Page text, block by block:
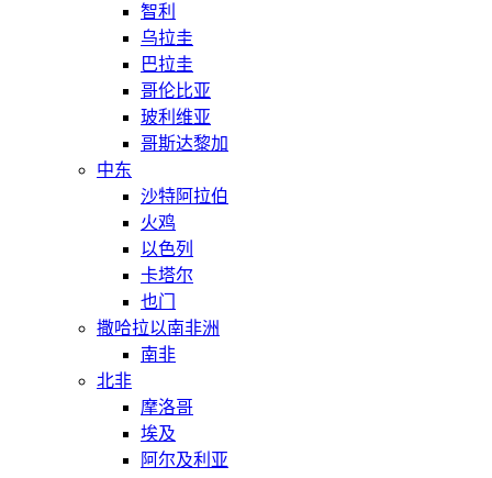
智利
乌拉圭
巴拉圭
哥伦比亚
玻利维亚
哥斯达黎加
中东
沙特阿拉伯
火鸡
以色列
卡塔尔
也门
撒哈拉以南非洲
南非
北非
摩洛哥
埃及
阿尔及利亚